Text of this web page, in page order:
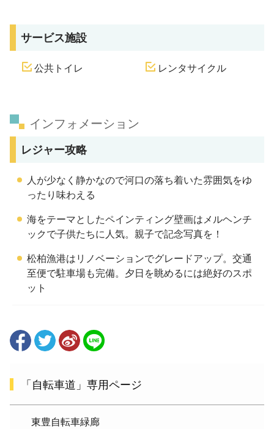
サービス施設
公共トイレ レンタサイクル
インフォメーション
レジャー攻略
人が少なく静かなので河口の落ち着いた雰囲気をゆ
ったり味わえる
海をテーマとしたペインティング壁画はメルヘンチ
ックで子供たちに人気。親子で記念写真を！
松柏漁港はリノベーションでグレードアップ。交通
至便で駐車場も完備。夕日を眺めるには絶好のスポ
ット
「自転車道」専用ページ
東豊自転車緑廊